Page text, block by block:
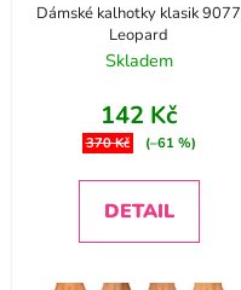
Dámské kalhotky klasik 9077
Leopard
Skladem
142 Kč
370 Kč (–61 %)
DETAIL